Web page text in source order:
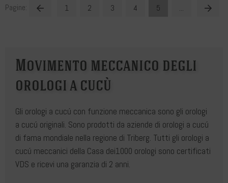
Pagine:
1 2 3 4 5 ...
Movimento meccanico degli
orologi a cucù
Gli orologi a cucú con funzione meccanica sono gli orologi
a cucú originali. Sono prodotti da aziende di orologi a cucú
di fama mondiale nella regione di Triberg. Tutti gli orologi a
cucú meccanici della Casa dei1000 orologi sono certificati
VDS e ricevi una garanzia di 2 anni.